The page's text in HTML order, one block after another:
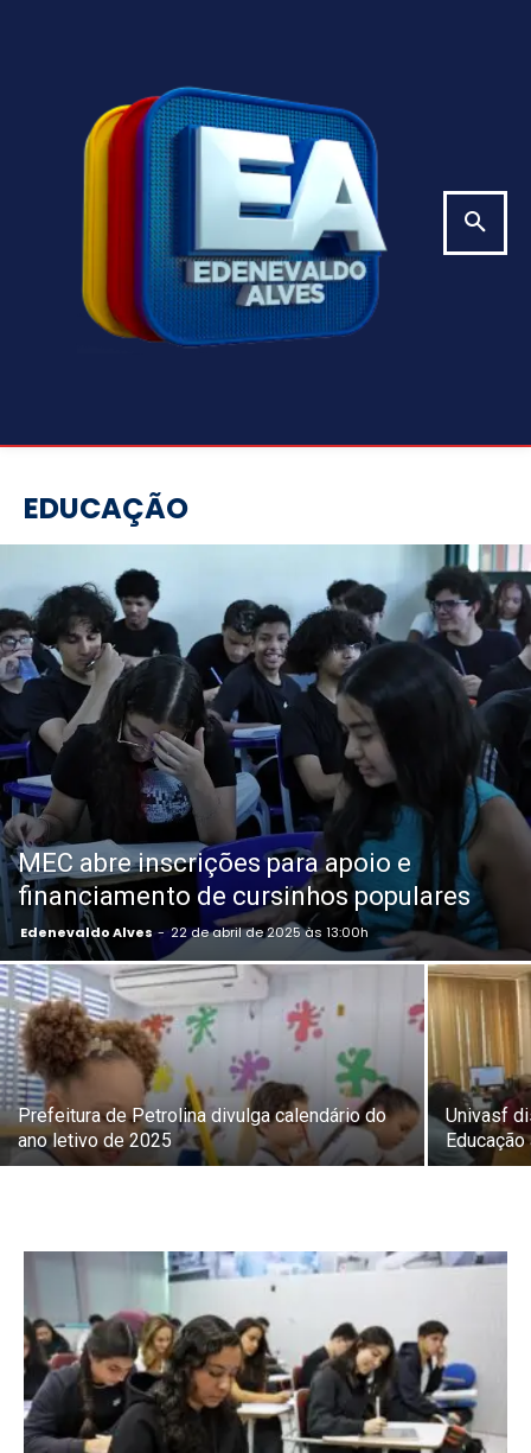
EDUCAÇÃO
MEC abre inscrições para apoio e
financiamento de cursinhos populares
Edenevaldo Alves - 22 de abril de 2025 às 13:00h
Prefeitura de Petrolina divulga calendário do
ano letivo de 2025
Univasf